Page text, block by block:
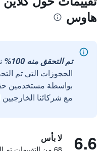
هاوس
تم التحقق منه 100%
الحجوزات التي تم
مع شركائنا الخارجيين
6.6 لا بأس
68 من التقييمات تم التحقق منها